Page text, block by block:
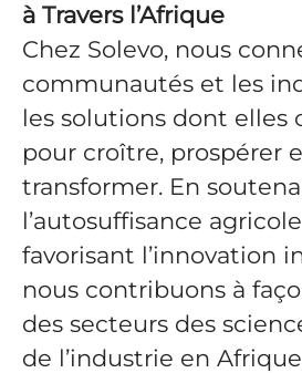
à Travers l’Afrique
Chez Solevo, nous
communautés et les
les solutions dont elles
pour croître, prospérer
transformer. En
l’autosuffisance
favorisant l’innovation
nous contribuons à
des secteurs des
de l’industrie en